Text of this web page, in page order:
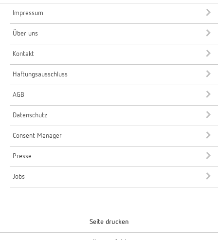
Impressum
Über uns
Kontakt
Haftungsausschluss
AGB
Datenschutz
Consent Manager
Presse
Jobs
Seite drucken